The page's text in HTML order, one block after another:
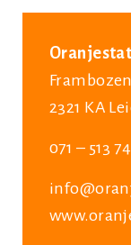
2321 KA
071 – 513